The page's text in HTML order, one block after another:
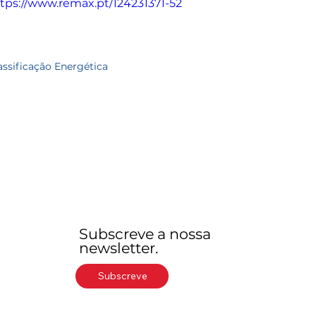
www.remax.pt/124231371-52
Energética
Subscreve a nossa
newsletter.
Subscreve